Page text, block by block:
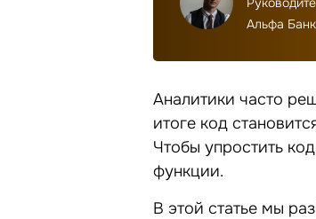
Альфа
Аналитики часто
итоге код
Чтобы упростить
функции.
В этой статье мы